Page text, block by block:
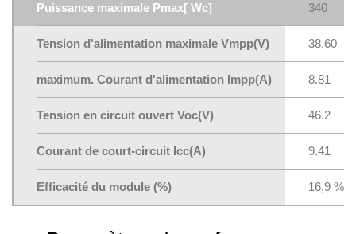
Puissance maximale Pmax[ Wc] 340
Tension d'alimentation maximale Vmpp(V) 38,60
maximum. Courant d'alimentation lmpp(A) 8.81
Tension en circuit ouvert Voc(V) 46.2
Courant de court-circuit Icc(A) 9.41
Efficacité du module (%) 16,9 %